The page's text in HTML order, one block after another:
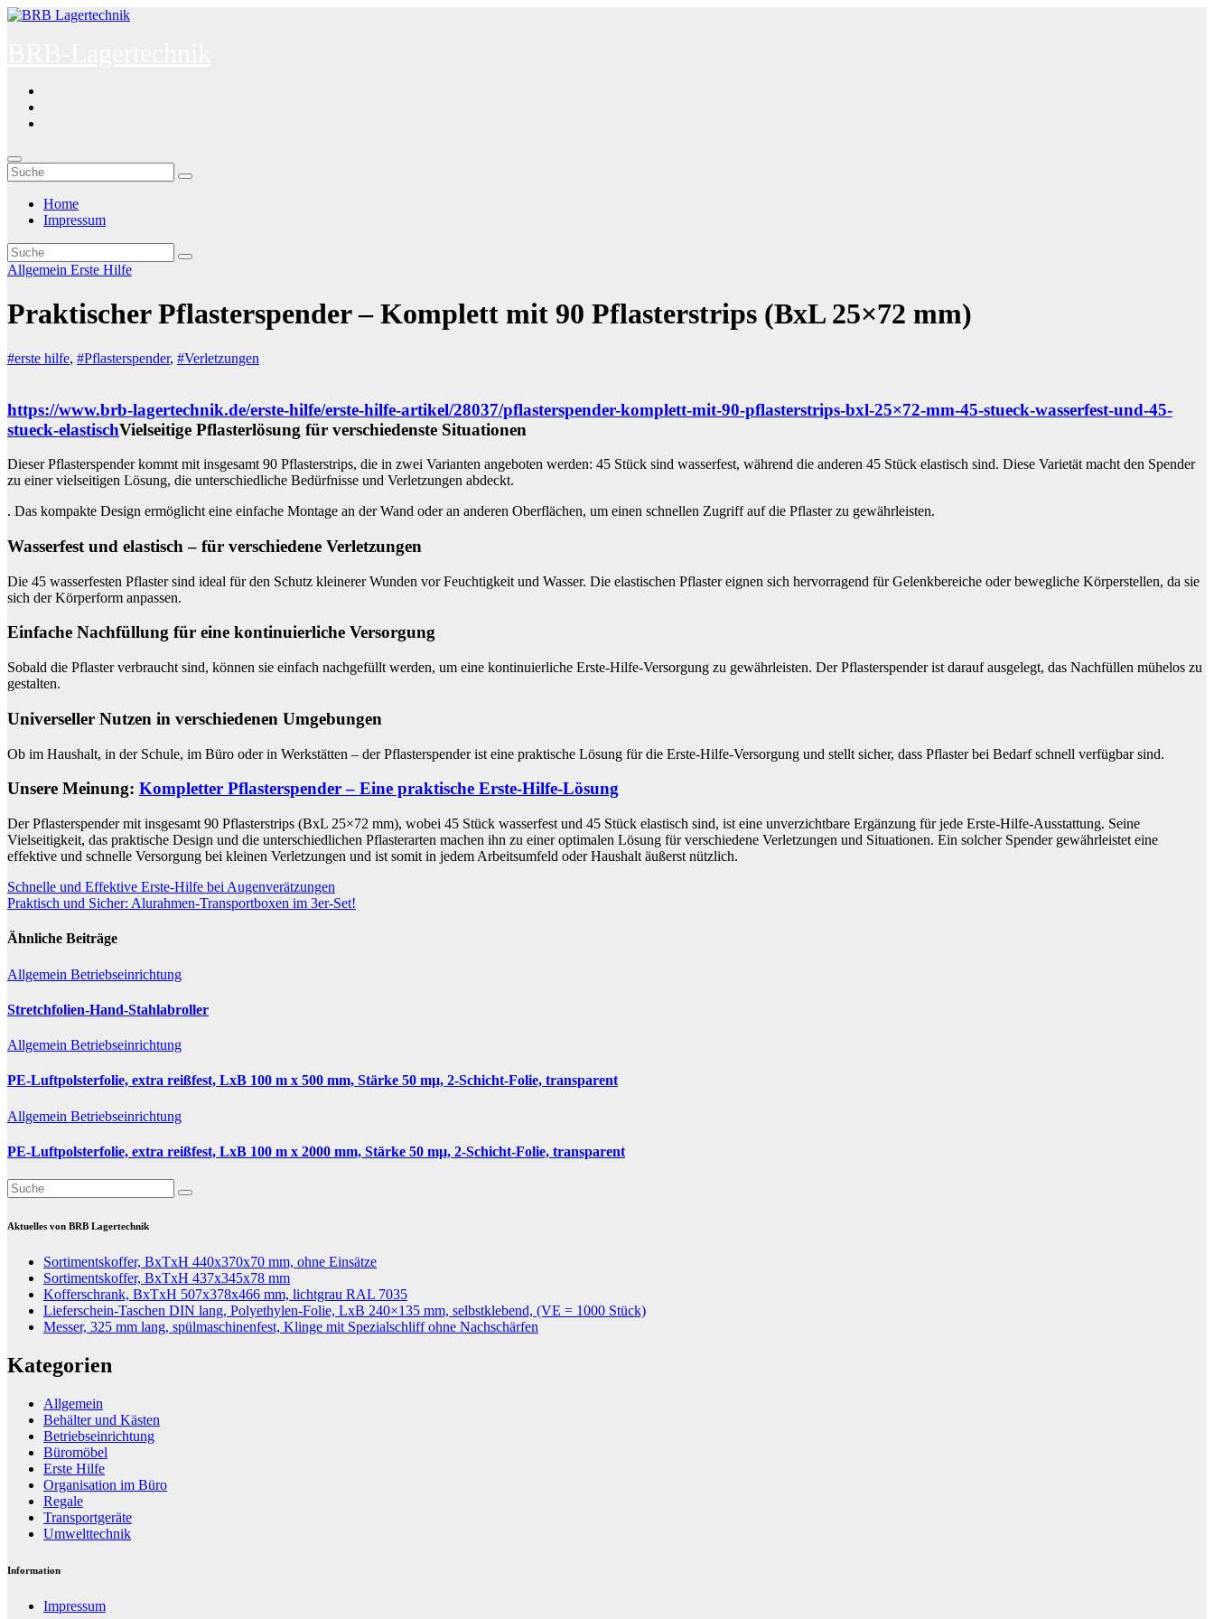
Zum
Home
Impressum
Allgemein Erste Hilfe
Praktischer Pflasterspender – Komplett mit 90 Pflasterstrips (BxL 25×72 mm)
#erste hilfe, #Pflasterspender, #Verletzungen
https://www.brb-lagertechnik.de/erste-hilfe/erste-hilfe-artikel/28037/pflasterspender-komplett-mit-90-pflasterstrips-bxl-25×72-mm-45-stueck-wasserfest-und-45-
stueck-elastischVielseitige Pflasterlösung für verschiedenste Situationen
Dieser Pflasterspender kommt mit insgesamt 90 Pflasterstrips, die in zwei Varianten angeboten werden: 45 Stück sind wasserfest, während die anderen 45 Stück elastisch sind. Diese Varietät macht den Spender
zu einer vielseitigen Lösung, die unterschiedliche Bedürfnisse und Verletzungen abdeckt.
. Das kompakte Design ermöglicht eine einfache Montage an der Wand oder an anderen Oberflächen, um einen schnellen Zugriff auf die Pflaster zu gewährleisten.
Wasserfest und elastisch – für verschiedene Verletzungen
Die 45 wasserfesten Pflaster sind ideal für den Schutz kleinerer Wunden vor Feuchtigkeit und Wasser. Die elastischen Pflaster eignen sich hervorragend für Gelenkbereiche oder bewegliche Körperstellen, da sie
sich der Körperform anpassen.
Einfache Nachfüllung für eine kontinuierliche Versorgung
Sobald die Pflaster verbraucht sind, können sie einfach nachgefüllt werden, um eine kontinuierliche Erste-Hilfe-Versorgung zu gewährleisten. Der Pflasterspender ist darauf ausgelegt, das Nachfüllen mühelos zu
gestalten.
Universeller Nutzen in verschiedenen Umgebungen
Ob im Haushalt, in der Schule, im Büro oder in Werkstätten – der Pflasterspender ist eine praktische Lösung für die Erste-Hilfe-Versorgung und stellt sicher, dass Pflaster bei Bedarf schnell verfügbar sind.
Unsere Meinung: Kompletter Pflasterspender – Eine praktische Erste-Hilfe-Lösung
Der Pflasterspender mit insgesamt 90 Pflasterstrips (BxL 25×72 mm), wobei 45 Stück wasserfest und 45 Stück elastisch sind, ist eine unverzichtbare Ergänzung für jede Erste-Hilfe-Ausstattung. Seine
Vielseitigkeit, das praktische Design und die unterschiedlichen Pflasterarten machen ihn zu einer optimalen Lösung für verschiedene Verletzungen und Situationen. Ein solcher Spender gewährleistet eine
effektive und schnelle Versorgung bei kleinen Verletzungen und ist somit in jedem Arbeitsumfeld oder Haushalt äußerst nützlich.
Beitragsnavigation
Schnelle und Effektive Erste-Hilfe bei Augenverätzungen
Praktisch und Sicher: Alurahmen-Transportboxen im 3er-Set!
Ähnliche Beiträge
Allgemein Betriebseinrichtung
Stretchfolien-Hand-Stahlabroller
Allgemein Betriebseinrichtung
PE-Luftpolsterfolie, extra reißfest, LxB 100 m x 500 mm, Stärke 50 mµ, 2-Schicht-Folie, transparent
Allgemein Betriebseinrichtung
PE-Luftpolsterfolie, extra reißfest, LxB 100 m x 2000 mm, Stärke 50 mµ, 2-Schicht-Folie, transparent
Aktuelles von BRB Lagertechnik
Sortimentskoffer, BxTxH 440x370x70 mm, ohne Einsätze
Sortimentskoffer, BxTxH 437x345x78 mm
Kofferschrank, BxTxH 507x378x466 mm, lichtgrau RAL 7035
Lieferschein-Taschen DIN lang, Polyethylen-Folie, LxB 240×135 mm, selbstklebend, (VE = 1000 Stück)
Messer, 325 mm lang, spülmaschinenfest, Klinge mit Spezialschliff ohne Nachschärfen
Kategorien
Allgemein
Behälter und Kästen
Betriebseinrichtung
Büromöbel
Erste Hilfe
Organisation im Büro
Regale
Transportgeräte
Umwelttechnik
Information
Impressum